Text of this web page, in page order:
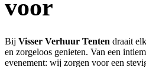
voor
Bij Visser Verhuur Tenten draait
en zorgeloos genieten. Van een
evenement: wij zorgen voor een